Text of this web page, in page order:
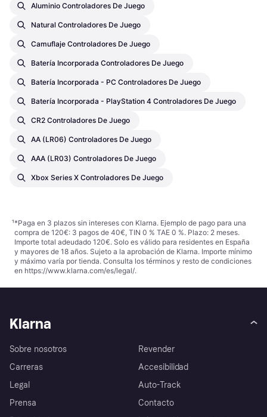
Aluminio Controladores De Juego
Natural Controladores De Juego
Camuflaje Controladores De Juego
Batería Incorporada Controladores De Juego
Batería Incorporada - PC Controladores De Juego
Batería Incorporada - PlayStation 4 Controladores De Juego
CR2 Controladores De Juego
AA (LR06) Controladores De Juego
AAA (LR03) Controladores De Juego
Xbox Series X Controladores De Juego
¹*Paga en 3 plazos sin intereses con Klarna. Ejemplo de pago para una
compra de 120€: 3 pagos de 40€, TIN 0 % TAE 0 %. Plazo: 2 meses.
Importe total adeudado 120€. Solo es válido para residentes en España
y mayores de 18 años. Sujeto a la aprobación de Klarna. Importe mínimo
y máximo varía por tienda. Consulta los términos y resto de condiciones
en https://www.klarna.com/es/legal/.
Klarna
Sobre nosotros
Carreras
Legal
Prensa
Revender
Accesibilidad
Auto-Track
Contacto